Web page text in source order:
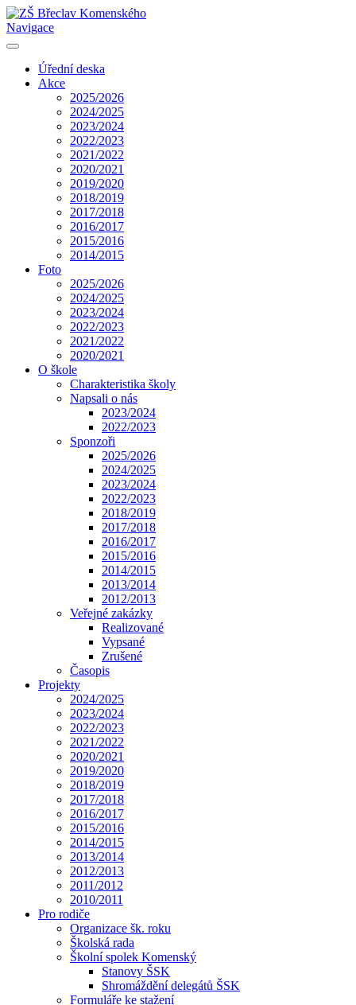
Navigace
Úřední deska
Akce
2025/2026
2024/2025
2023/2024
2022/2023
2021/2022
2020/2021
2019/2020
2018/2019
2017/2018
2016/2017
2015/2016
2014/2015
Foto
2025/2026
2024/2025
2023/2024
2022/2023
2021/2022
2020/2021
O škole
Charakteristika školy
Napsali o nás
2023/2024
2022/2023
Sponzoři
2025/2026
2024/2025
2023/2024
2022/2023
2018/2019
2017/2018
2016/2017
2015/2016
2014/2015
2013/2014
2012/2013
Veřejné zakázky
Realizované
Vypsané
Zrušené
Časopis
Projekty
2024/2025
2023/2024
2022/2023
2021/2022
2020/2021
2019/2020
2018/2019
2017/2018
2016/2017
2015/2016
2014/2015
2013/2014
2012/2013
2011/2012
2010/2011
Pro rodiče
Organizace šk. roku
Školská rada
Školní spolek Komenský
Stanovy ŠSK
Shromáždění delegátů ŠSK
Formuláře ke stažení